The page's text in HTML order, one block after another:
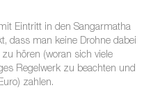
Eintritt in den Sangarmatha
dass man keine Drohne dabei
hören (woran sich viele
Regelwerk zu beachten und
zahlen.